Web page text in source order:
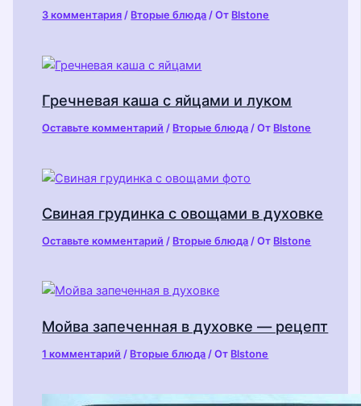
3 комментария / Вторые блюда / От Blstone
Гречневая каша с яйцами и луком
Оставьте комментарий / Вторые блюда / От Blstone
Свиная грудинка с овощами в духовке
Оставьте комментарий / Вторые блюда / От Blstone
Мойва запеченная в духовке — рецепт
1 комментарий / Вторые блюда / От Blstone